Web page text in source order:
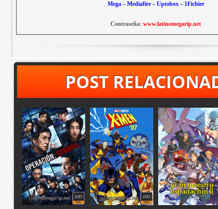
Mega – Mediafire – Uptobox – 1Fichier
Contraseña: www.latinomegarip.net
POST